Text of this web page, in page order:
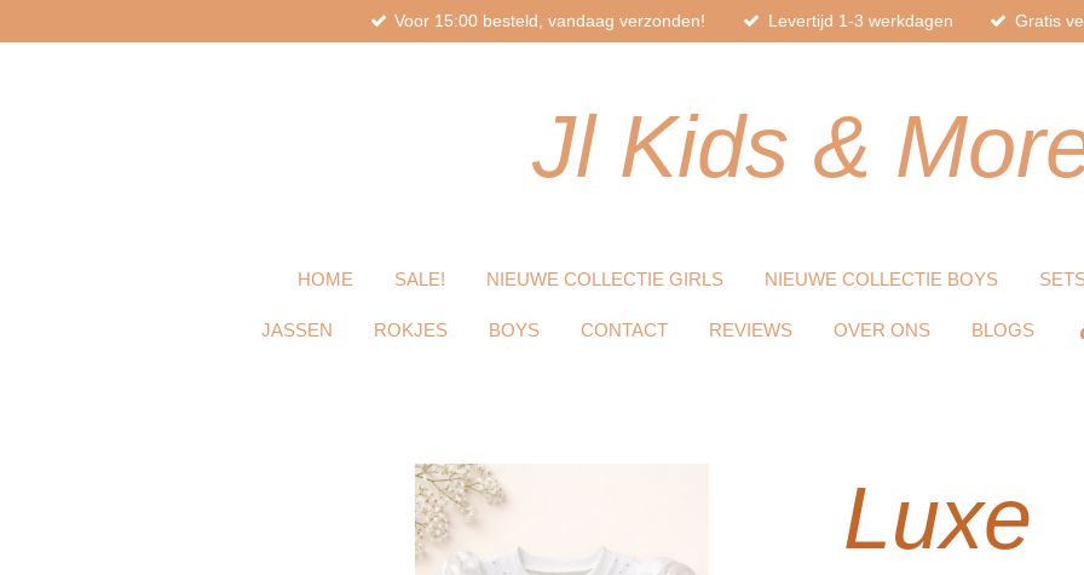
direct
Voor 15:00 besteld, vandaag verzonden! Levertijd 1-3 werkdagen Gratis
JlKids &
HOME SALE! NIEUWE COLLECTIE GIRLS NIEUWE COLLECTIE BOYS
JASSEN ROKJES BOYS CONTACT REVIEWS OVER ONS BLOGS
Luxe